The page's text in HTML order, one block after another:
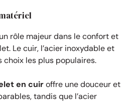
rôle majeur dans le confort et
Le cuir, l’acier inoxydable et
choix les plus populaires.
en cuiroffre une douceur et
tandis que l’acier